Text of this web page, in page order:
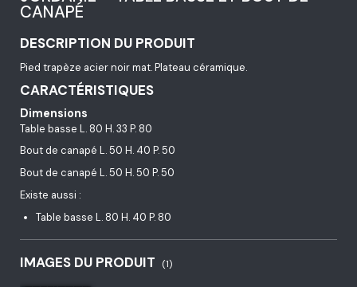
CANAPÉ
DESCRIPTION DU PRODUIT
Pied trapèze acier noir mat. Plateau céramique.
CARACTÉRISTIQUES
Dimensions
Table basse L. 80 H. 33 P. 80
Bout de canapé L. 50 H. 40 P. 50
Bout de canapé L. 50 H. 50 P. 50
Existe aussi :
Table basse L. 80 H. 40 P. 80
IMAGES DU PRODUIT (1)